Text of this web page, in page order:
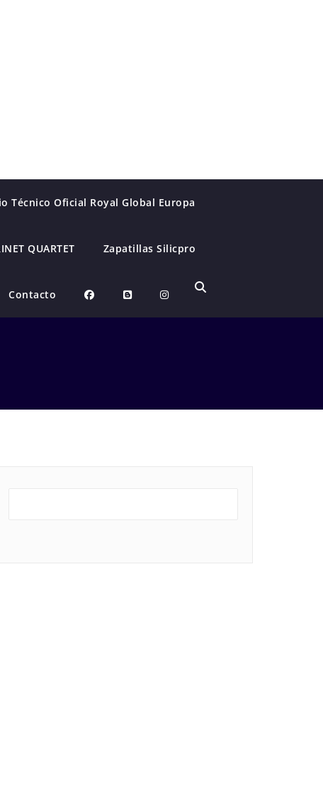
Técnico Oficial Royal Global Europa
QUARTET Zapatillas Silicpro
Contacto